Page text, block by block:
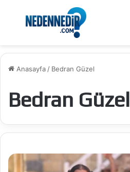
Menü
Anasayfa / Bedran Güzel
Bedran Güzel